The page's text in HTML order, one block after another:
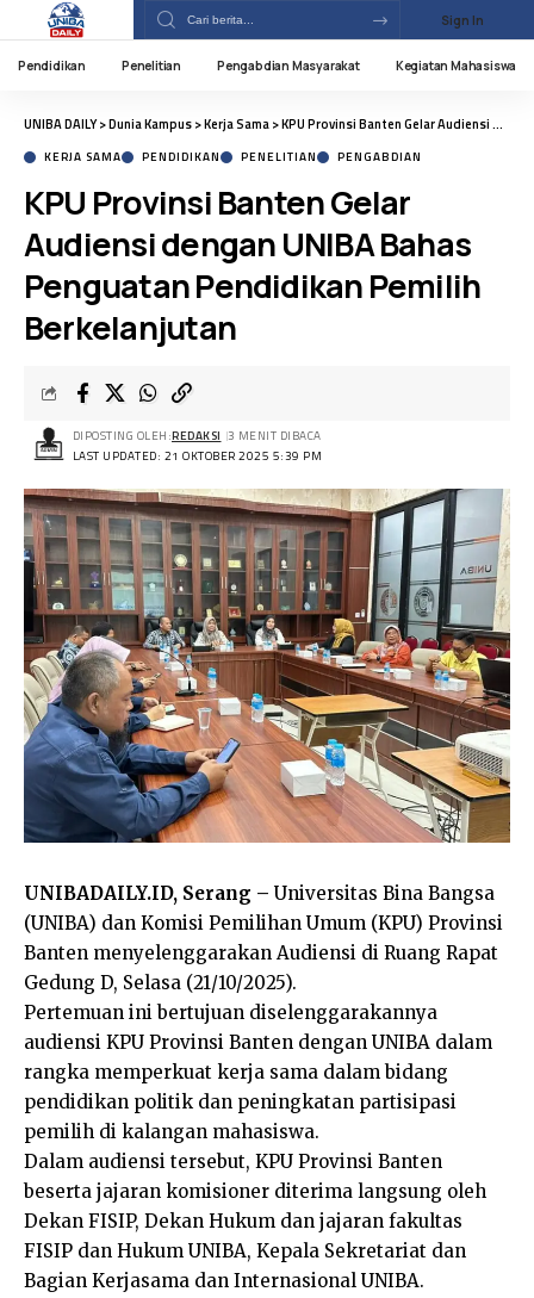
Sign In
Pendidikan Penelitian Pengabdian Masyarakat Kegiatan Mahasiswa
UNIBA DAILY>Dunia Kampus>Kerja Sama>KPU Provinsi Banten Gelar Audiensi dengan UNIBA Bahas Penguatan Pendidikan Pemilih Berkelanjutan
KERJA SAMA PENDIDIKAN PENELITIAN PENGABDIAN
KPU Provinsi Banten Gelar
Audiensi dengan UNIBA Bahas
Penguatan Pendidikan Pemilih
Berkelanjutan
LAST UPDATED: 21 OKTOBER 2025 5:39 PM
DIPOSTING OLEH:REDAKSI 3 MENIT DIBACA
UNIBADAILY.ID, Serang – Universitas Bina Bangsa
(UNIBA) dan Komisi Pemilihan Umum (KPU) Provinsi
Banten menyelenggarakan Audiensi di Ruang Rapat
Gedung D, Selasa (21/10/2025).
Pertemuan ini bertujuan diselenggarakannya
audiensi KPU Provinsi Banten dengan UNIBA dalam
rangka memperkuat kerja sama dalam bidang
pendidikan politik dan peningkatan partisipasi
pemilih di kalangan mahasiswa.
Dalam audiensi tersebut, KPU Provinsi Banten
beserta jajaran komisioner diterima langsung oleh
Dekan FISIP, Dekan Hukum dan jajaran fakultas
FISIP dan Hukum UNIBA, Kepala Sekretariat dan
Bagian Kerjasama dan Internasional UNIBA.